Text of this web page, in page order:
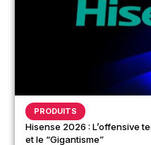
PRODUITS
Hisense 2026 : L’offensive
et le “Gigantisme”